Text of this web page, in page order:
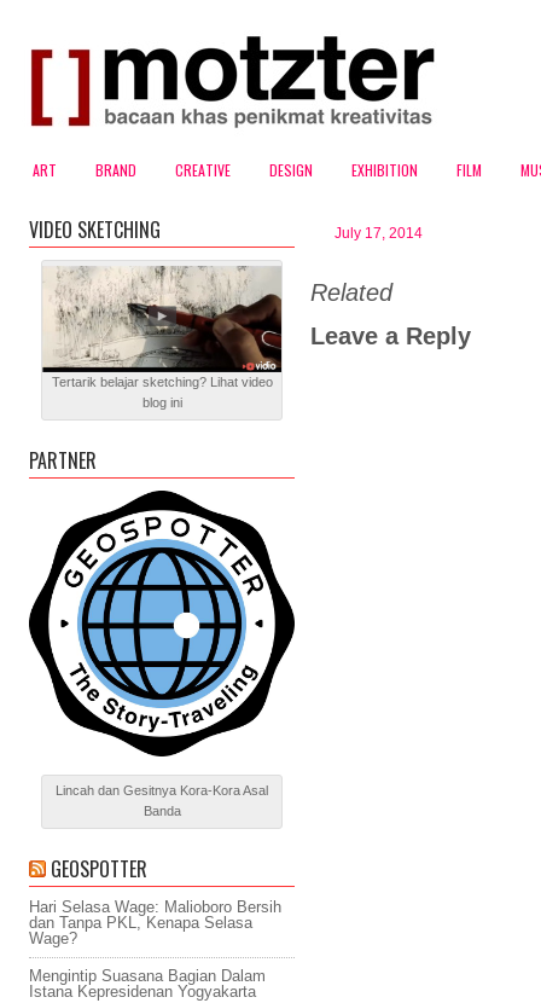
ART BRAND CREATIVE DESIGN EXHIBITION FILM
July 17, 2014
Related
Leave a Reply
VIDEO SKETCHING
Tertarik belajar sketching? Lihat video
blog ini
PARTNER
Lincah dan Gesitnya Kora-Kora Asal
Banda
GEOSPOTTER
Hari Selasa Wage: Malioboro Bersih
dan Tanpa PKL, Kenapa Selasa
Wage?
Mengintip Suasana Bagian Dalam
Istana Kepresidenan Yogyakarta